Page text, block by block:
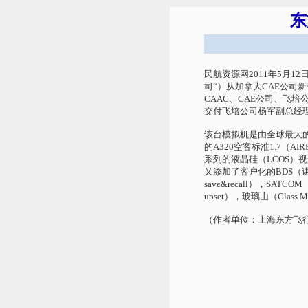
民航资源网2011年5月12
司“）从加拿大CAE公司
CAAC、CAE公司、飞培
交付飞培公司杨军副总经
该台模拟机是由全球最大
的A320空客标准1.7（
系列的液晶硅（LCOS）
又添加了客户化的BDS（
save&recall），SATCOM
upset），玻璃山（Glass
（作者单位：上海东方飞